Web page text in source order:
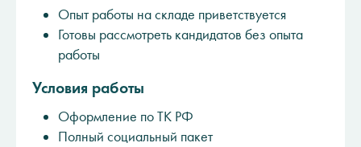
Опыт работы на складе приветствуется
Готовы рассмотреть кандидатов без опыта
работы
Условия работы
Оформление по ТК РФ
Полный социальный пакет